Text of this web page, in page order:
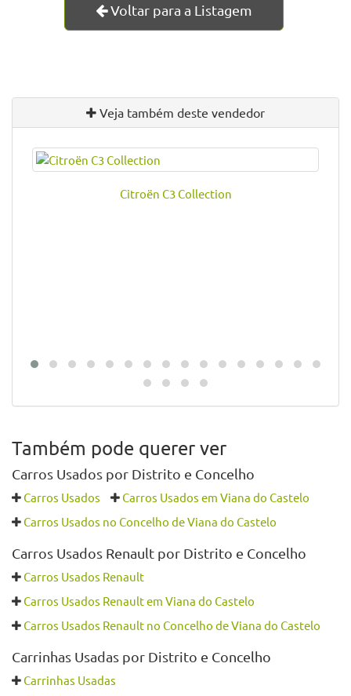
Voltar para a Listagem
Veja também deste vendedor
Citroën C3 Collection
Também pode querer ver
Carros Usados por Distrito e Concelho
Carros Usados
Carros Usados em Viana do Castelo
Carros Usados no Concelho de Viana do Castelo
Carros Usados Renault por Distrito e Concelho
Carros Usados Renault
Carros Usados Renault em Viana do Castelo
Carros Usados Renault no Concelho de Viana do Castelo
Carrinhas Usadas por Distrito e Concelho
Carrinhas Usadas